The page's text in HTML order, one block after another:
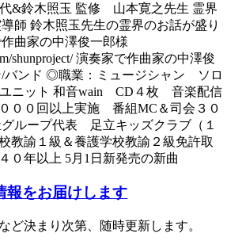
&鈴木照玉 監修 山本寛之先生 霊界
師 鈴木照玉先生の霊界のお話が盛り
曲家の中澤俊一郎様
shunproject/ 演奏家で作曲家の中澤俊
/バンド ◎職業：ミュージシャン ソロ
ニット 和音wain CD４枚 音楽配信
００回以上実施 番組MC＆司会３０
ループ代表 足立キッズクラブ（１
諭１級＆養護学校教諭２級免許取
年以上 5月1日新発売の新曲
報をお届けします
ど決まり次第、随時更新します。